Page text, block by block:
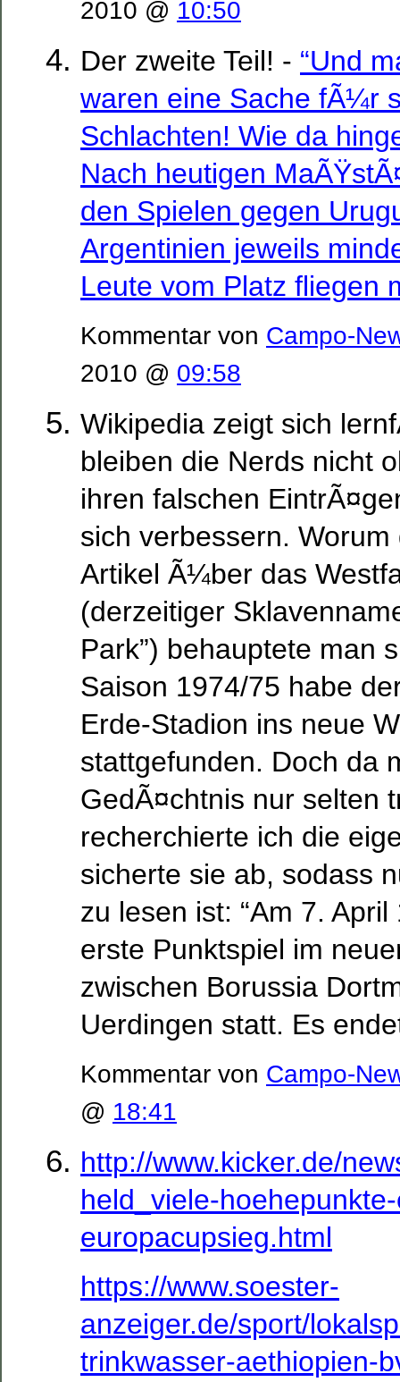
2010 @ 10:50
Der zweite Teil! - “Und
waren eine Sache fÃ¼r
Schlachten! Wie da
Nach heutigen
den Spielen gegen
Argentinien jeweils
Leute vom Platz fliegen
Kommentar von Campo-
2010 @ 09:58
Wikipedia zeigt sich
bleiben die Nerds nicht
ihren falschen
sich verbessern.
Artikel Ã¼ber das
(derzeitiger
Park”) behauptete man
Saison 1974/75 habe
Erde-Stadion ins neue
stattgefunden. Doch da
GedÃ¤chtnis nur selten
recherchierte ich die
sicherte sie ab, sodass
zu lesen ist: “Am 7.
erste Punktspiel im
zwischen Borussia
Uerdingen statt. Es
Kommentar von Campo-
@ 18:41
http://www.kicker.de/
held_viele-
europacupsieg.html
https://www.soester-
anzeiger.de/sport/
trinkwasser-aethiopien-